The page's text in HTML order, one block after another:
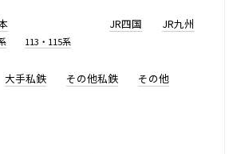
113・115系
JR四国 JR九州
大手私鉄 その他私鉄 その他